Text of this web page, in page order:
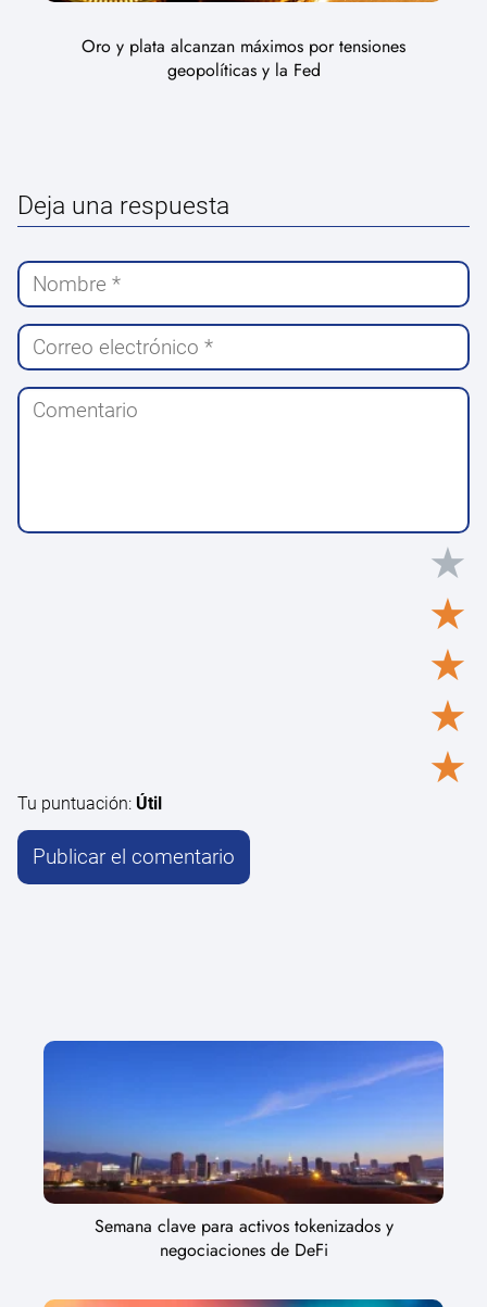
Oro y plata alcanzan máximos por tensiones
geopolíticas y la Fed
Deja una respuesta
★
★
★
★
★
Tu puntuación: Útil
Semana clave para activos tokenizados y
negociaciones de DeFi